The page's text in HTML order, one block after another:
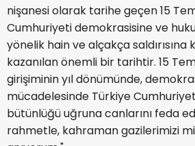
nişanesi olarak tarihe geçen 15
Cumhuriyeti demokrasisine ve
yönelik hain ve alçakça saldırısına
kazanılan önemli bir tarihtir. 15
girişiminin yıl dönümünde,
mücadelesinde Türkiye
bütünlüğü uğruna canlarını feda
rahmetle, kahraman gazilerimizi